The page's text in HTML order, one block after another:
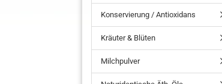
Konservierung / Antioxidans
Kräuter & Blüten
Milchpulver